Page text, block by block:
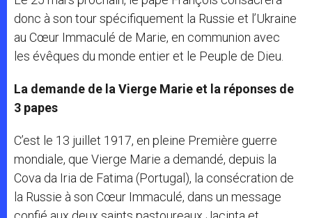
donc à son tour spécifiquement la Russie et l’Ukraine
au Cœur Immaculé de Marie, en communion avec
les évêques du monde entier et le Peuple de Dieu.
La demande de la Vierge Marie et la réponses de
3 papes
C’est le 13 juillet 1917, en pleine Première guerre
mondiale, que Vierge Marie a demandé, depuis la
Cova da Iria de Fatima (Portugal), la consécration de
la Russie à son Cœur Immaculé, dans un message